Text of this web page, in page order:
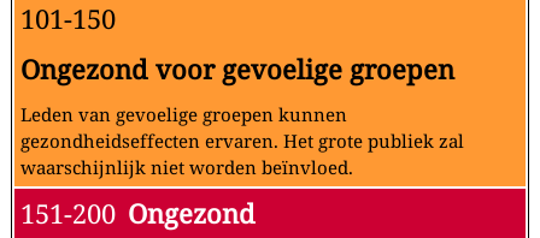
101-150
Ongezond voor gevoelige groepen
Leden van gevoelige groepen kunnen
gezondheidseffecten ervaren. Het grote publiek zal
waarschijnlijk niet worden beïnvloed.
151-200 Ongezond